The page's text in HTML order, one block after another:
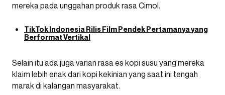
mereka pada unggahan produk rasa Cimol.
TikTok Indonesia Rilis Film Pendek Pertamanya yang
Berformat Vertikal
Selain itu ada juga varian rasa es kopi susu yang mereka
klaim lebih enak dari kopi kekinian yang saat ini tengah
marak di kalangan masyarakat.